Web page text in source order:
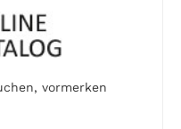
vormerken